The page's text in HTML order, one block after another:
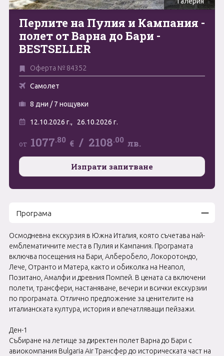
Май
Юни
Август
Октомври
Ноември
Декември
0894 466 775 Форма за запитване
Перлите на Пулия и Кампания -
полет от Варна до Бари -
BESTSELLER
Оферта № 84352
Самолет
8 дни / 7 нощувки
12.10.2026 г., 26.10.2026 г.
от 1077.80 € / 2108.00 лв.
Изпрати запитване
Програма
Осмодневна екскурзия в Южна Италия, която съчетава най-
емблематичните места в Пулия и Кампания. Програмата
включва посещения на Бари, Алберобело, Локоротондо,
Лече, Отранто и Матера, както и обиколка на Неапол,
Позитано, Амалфи и древния Помпей. В цената са включени
полети, трансфери, настаняване, вечери и всички екскурзии
по програмата. Отлично предложение за ценителите на
италианската култура, история и впечатляващи пейзажи.
Ден-1
Събиране на летище за директен полет Варна до Бари с
авиокомпания Bulgaria Air Трансфер до историческата част на